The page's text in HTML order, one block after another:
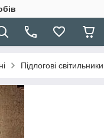
Підлогові світильники